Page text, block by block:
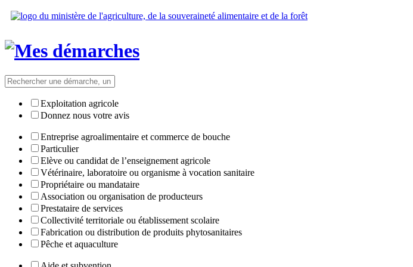
Exploitation agricole
Donnez nous votre avis
Entreprise agroalimentaire et commerce de bouche
Particulier
Elève ou candidat de l’enseignement agricole
Vétérinaire, laboratoire ou organisme à vocation sanitaire
Propriétaire ou mandataire
Association ou organisation de producteurs
Prestataire de services
Collectivité territoriale ou établissement scolaire
Fabrication ou distribution de produits phytosanitaires
Pêche et aquaculture